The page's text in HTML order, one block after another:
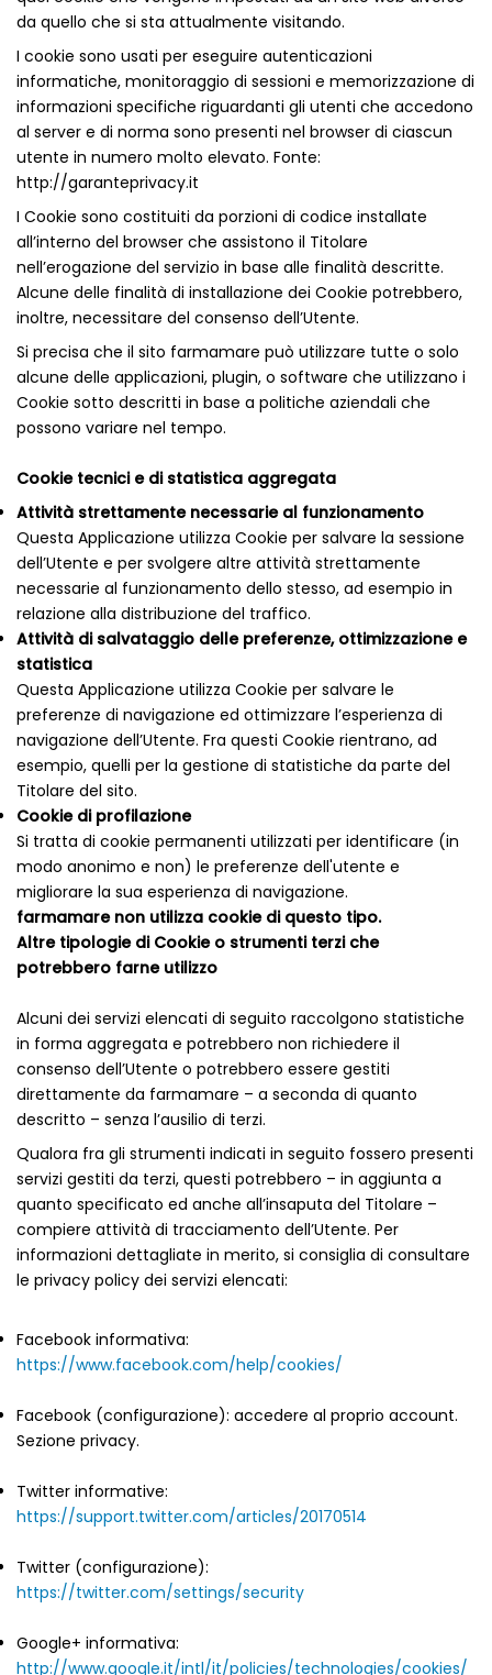
da quello che si sta attualmente visitando.
I cookie sono usati per eseguire autenticazioni
informatiche, monitoraggio di sessioni e memorizzazione di
informazioni specifiche riguardanti gli utenti che accedono
al server e di norma sono presenti nel browser di ciascun
utente in numero molto elevato. Fonte:
http://garanteprivacy.it
I Cookie sono costituiti da porzioni di codice installate
all’interno del browser che assistono il Titolare
nell’erogazione del servizio in base alle finalità descritte.
Alcune delle finalità di installazione dei Cookie potrebbero,
inoltre, necessitare del consenso dell’Utente.
Si precisa che il sito farmamare può utilizzare tutte o solo
alcune delle applicazioni, plugin, o software che utilizzano i
Cookie sotto descritti in base a politiche aziendali che
possono variare nel tempo.
Cookie tecnici e di statistica aggregata
Attività strettamente necessarie al funzionamento
Questa Applicazione utilizza Cookie per salvare la sessione
dell’Utente e per svolgere altre attività strettamente
necessarie al funzionamento dello stesso, ad esempio in
relazione alla distribuzione del traffico.
Attività di salvataggio delle preferenze, ottimizzazione e
statistica
Questa Applicazione utilizza Cookie per salvare le
preferenze di navigazione ed ottimizzare l’esperienza di
navigazione dell’Utente. Fra questi Cookie rientrano, ad
esempio, quelli per la gestione di statistiche da parte del
Titolare del sito.
Cookie di profilazione
Si tratta di cookie permanenti utilizzati per identificare (in
modo anonimo e non) le preferenze dell'utente e
migliorare la sua esperienza di navigazione.
farmamare non utilizza cookie di questo tipo.
Altre tipologie di Cookie o strumenti terzi che
potrebbero farne utilizzo
Alcuni dei servizi elencati di seguito raccolgono statistiche
in forma aggregata e potrebbero non richiedere il
consenso dell’Utente o potrebbero essere gestiti
direttamente da farmamare – a seconda di quanto
descritto – senza l’ausilio di terzi.
Qualora fra gli strumenti indicati in seguito fossero presenti
servizi gestiti da terzi, questi potrebbero – in aggiunta a
quanto specificato ed anche all’insaputa del Titolare –
compiere attività di tracciamento dell’Utente. Per
informazioni dettagliate in merito, si consiglia di consultare
le privacy policy dei servizi elencati:
Facebook informativa:
https://www.facebook.com/help/cookies/
Facebook (configurazione): accedere al proprio account.
Sezione privacy.
Twitter informative:
https://support.twitter.com/articles/20170514
Twitter (configurazione):
https://twitter.com/settings/security
Google+ informativa:
http://www.google.it/intl/it/policies/technologies/cookies/